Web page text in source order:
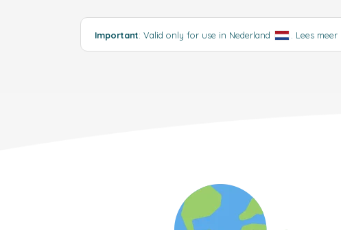
Important: Valid only for use in Nederland Lees meer